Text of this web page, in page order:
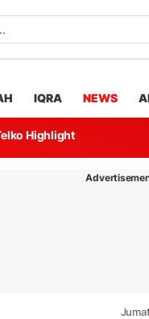
IQRA NEWS
Highlight